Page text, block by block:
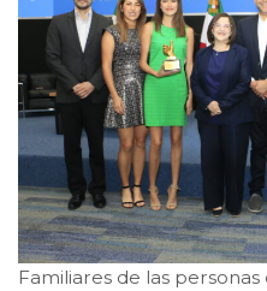
Familiares de las